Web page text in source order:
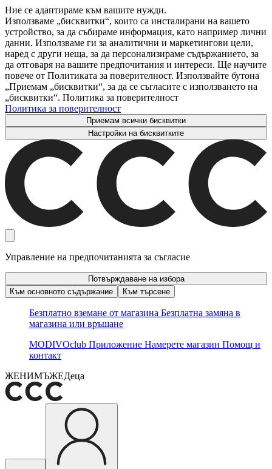
Ние се адаптираме към вашите нужди.
Използваме „бисквитки“, които са инсталирани на вашето
устройство, за да събираме информация, като например лични
данни. Използваме ги за аналитични и маркетингови цели,
наред с други неща, за да персонализираме съдържанието, за
да отговаря на вашите предпочитания и интереси. Ще научите
повече от Политиката за поверителност. Използвайте бутона
„Приемам „бисквитки“, за да се съгласите с използването на
„бисквитки“. Политика за поверителност
Политика за поверителност
Приемам всички бисквитки
Настройки на бисквитките
Управление на предпочитанията за съгласие
Потвърждаване на избора
Към основното съдържание
Към търсене
Безплатно вземане от магазина Безплатна замяна в
магазина или връщане
MODIVOclub Приложение Намерете магазин Помощ и
контакт
ЖЕНИМЪЖЕДеца